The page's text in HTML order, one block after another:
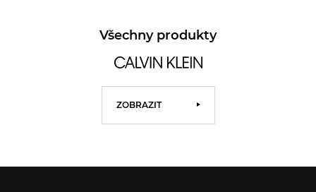
Všechny produkty
ZOBRAZIT